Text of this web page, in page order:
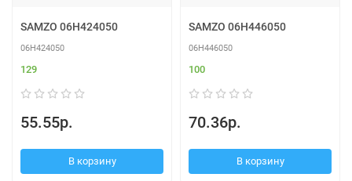
SAMZO 06H424050
06H424050
129
55.55р.
В корзину
SAMZO 06H446050
06H446050
100
70.36р.
В корзину